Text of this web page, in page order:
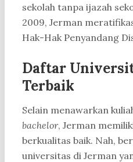
sekolah tanpa ijazah
2009, Jerman
Hak-Hak Penyandang
Daftar
Terbaik
Selain menawarkan
bachelor, Jerman
berkualitas baik. Nah,
universitas di Jerman